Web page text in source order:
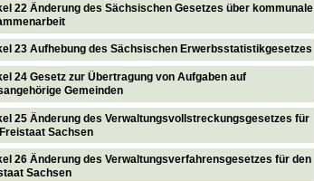
22 Änderung des Sächsischen Gesetzes über kommunale
23 Aufhebung des Sächsischen Erwerbsstatistikgesetzes
24 Gesetz zur Übertragung von Aufgaben auf
Gemeinden
25 Änderung des Verwaltungsvollstreckungsgesetzes für
Sachsen
26 Änderung des Verwaltungsverfahrensgesetzes für den
Sachsen